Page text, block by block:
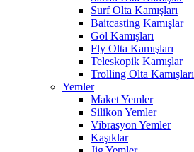
Surf Olta Kamışları
Baitcasting Kamışlar
Göl Kamışları
Fly Olta Kamışları
Teleskopik Kamışlar
Trolling Olta Kamışları
Yemler
Maket Yemler
Silikon Yemler
Vibrasyon Yemler
Kaşıklar